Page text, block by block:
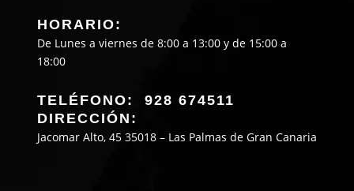
HORARIO:
De Lunes a viernes de 8:00 a 13:00 y de 15:00 a
18:00
TELÉFONO: 928 674511
DIRECCIÓN:
Jacomar Alto, 45 35018 – Las Palmas de Gran Canaria